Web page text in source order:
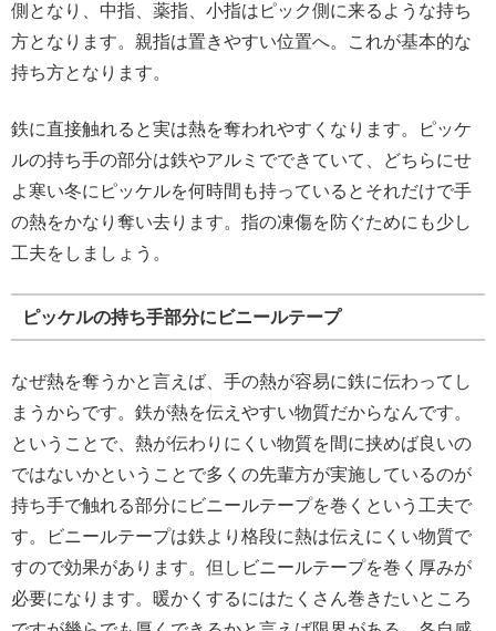
側となり、中指、薬指、小指はピック側に来るような持ち
方となります。親指は置きやすい位置へ。これが基本的な
持ち方となります。
鉄に直接触れると実は熱を奪われやすくなります。ピッケ
ルの持ち手の部分は鉄やアルミでできていて、どちらにせ
よ寒い冬にピッケルを何時間も持っているとそれだけで手
の熱をかなり奪い去ります。指の凍傷を防ぐためにも少し
工夫をしましょう。
ピッケルの持ち手部分にビニールテープ
なぜ熱を奪うかと言えば、手の熱が容易に鉄に伝わってし
まうからです。鉄が熱を伝えやすい物質だからなんです。
ということで、熱が伝わりにくい物質を間に挟めば良いの
ではないかということで多くの先輩方が実施しているのが
持ち手で触れる部分にビニールテープを巻くという工夫で
す。ビニールテープは鉄より格段に熱は伝えにくい物質で
すので効果があります。但しビニールテープを巻く厚みが
必要になります。暖かくするにはたくさん巻きたいところ